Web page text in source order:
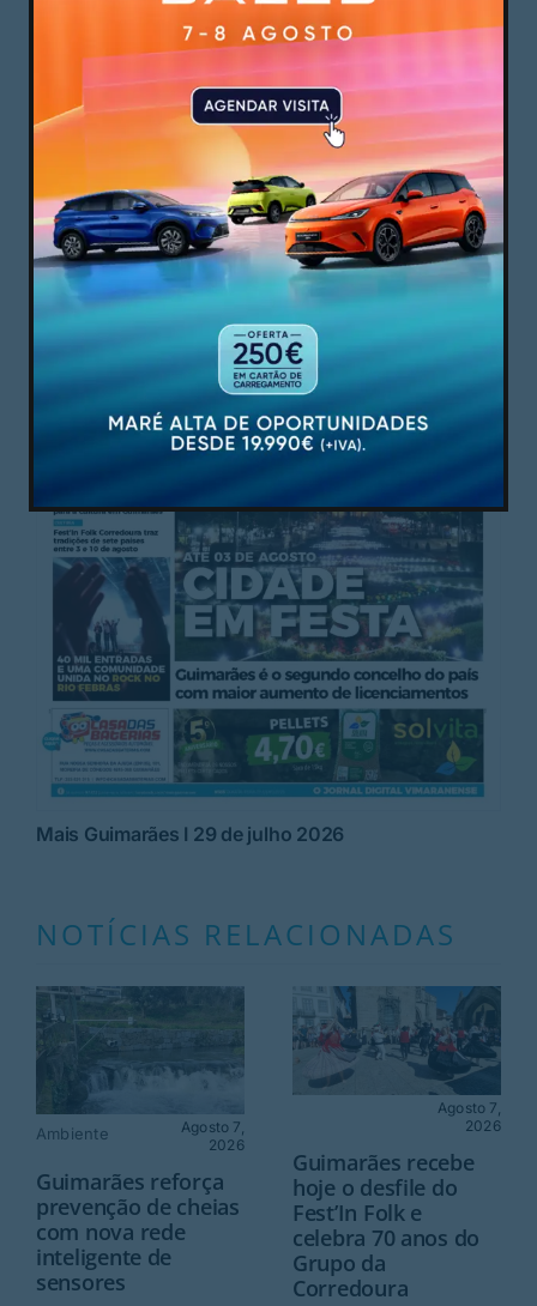
Mais Guimarães I 29 de julho 2026
NOTÍCIAS RELACIONADAS
Ambiente
Agosto 7,
2026
Guimarães reforça
prevenção de cheias
com nova rede
inteligente de
sensores
Agosto 7,
2026
Guimarães recebe
hoje o desfile do
Fest’In Folk e
celebra 70 anos do
Grupo da
Corredoura